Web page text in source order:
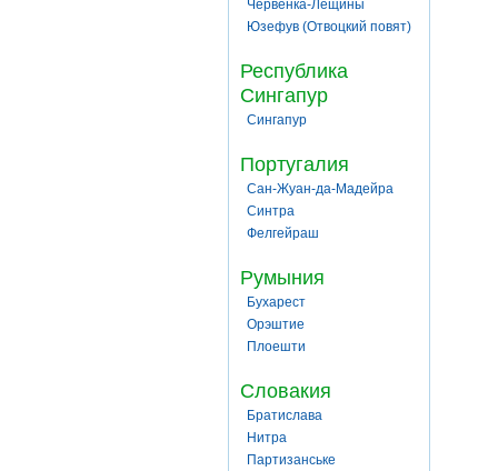
Червёнка-Лещины
Юзефув (Отвоцкий повят)
Республика
Сингапур
Сингапур
Португалия
Сан-Жуан-да-Мадейра
Синтра
Фелгейраш
Румыния
Бухарест
Орэштие
Плоешти
Словакия
Братислава
Нитра
Партизанське